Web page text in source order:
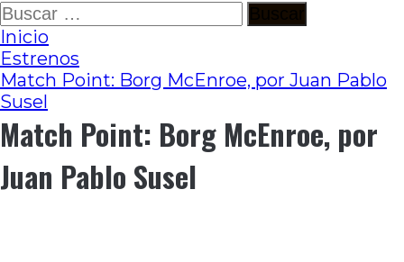
Ir
al
contenido
Buscar:
Inicio
Estrenos
Match Point: Borg McEnroe, por Juan Pablo
Susel
Match Point: Borg McEnroe, por
Juan Pablo Susel